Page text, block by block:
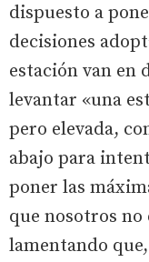
dispuesto a
decisiones
estación van en
levantar «una
pero elevada,
abajo para
poner las
que nosotros no
lamentando